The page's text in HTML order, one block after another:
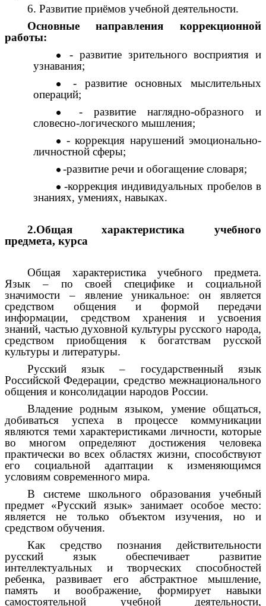
6. Развитие приёмов учебной деятельности.
Основные направления коррекционной
работы:
- развитие зрительного восприятия и
узнавания;
- развитие основных мыслительных
операций;
- развитие наглядно-образного и
словесно-логического мышления;
- коррекция нарушений эмоционально-
личностной сферы;
-развитие речи и обогащение словаря;
-коррекция индивидуальных пробелов в
знаниях, умениях, навыках.
2.Общая характеристика учебного
предмета, курса
Общая характеристика учебного предмета.
Язык – по своей специфике и социальной
значимости – явление уникальное: он является
средством общения и формой передачи
информации, средством хранения и усвоения
знаний, частью духовной культуры русского народа,
средством приобщения к богатствам русской
культуры и литературы.
Русский язык – государственный язык
Российской Федерации, средство межнационального
общения и консолидации народов России.
Владение родным языком, умение общаться,
добиваться успеха в процессе коммуникации
являются теми характеристиками личности, которые
во многом определяют достижения человека
практически во всех областях жизни, способствуют
его социальной адаптации к изменяющимся
условиям современного мира.
В системе школьного образования учебный
предмет «Русский язык» занимает особое место:
является не только объектом изучения, но и
средством обучения.
Как средство познания действительности
русский язык обеспечивает развитие
интеллектуальных и творческих способностей
ребенка, развивает его абстрактное мышление,
память и воображение, формирует навыки
самостоятельной учебной деятельности,